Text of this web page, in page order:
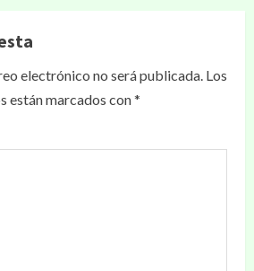
electrónico no será publicada. Los
están marcados con*